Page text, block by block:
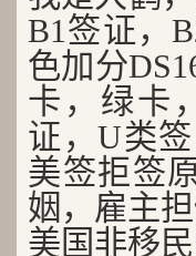
B1签证，
色加分
卡，绿卡
证，U类
美签拒签
姻，雇主
美国非移